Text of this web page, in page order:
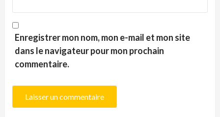
Enregistrer mon nom, mon e-mail et mon site
dans le navigateur pour mon prochain
commentaire.